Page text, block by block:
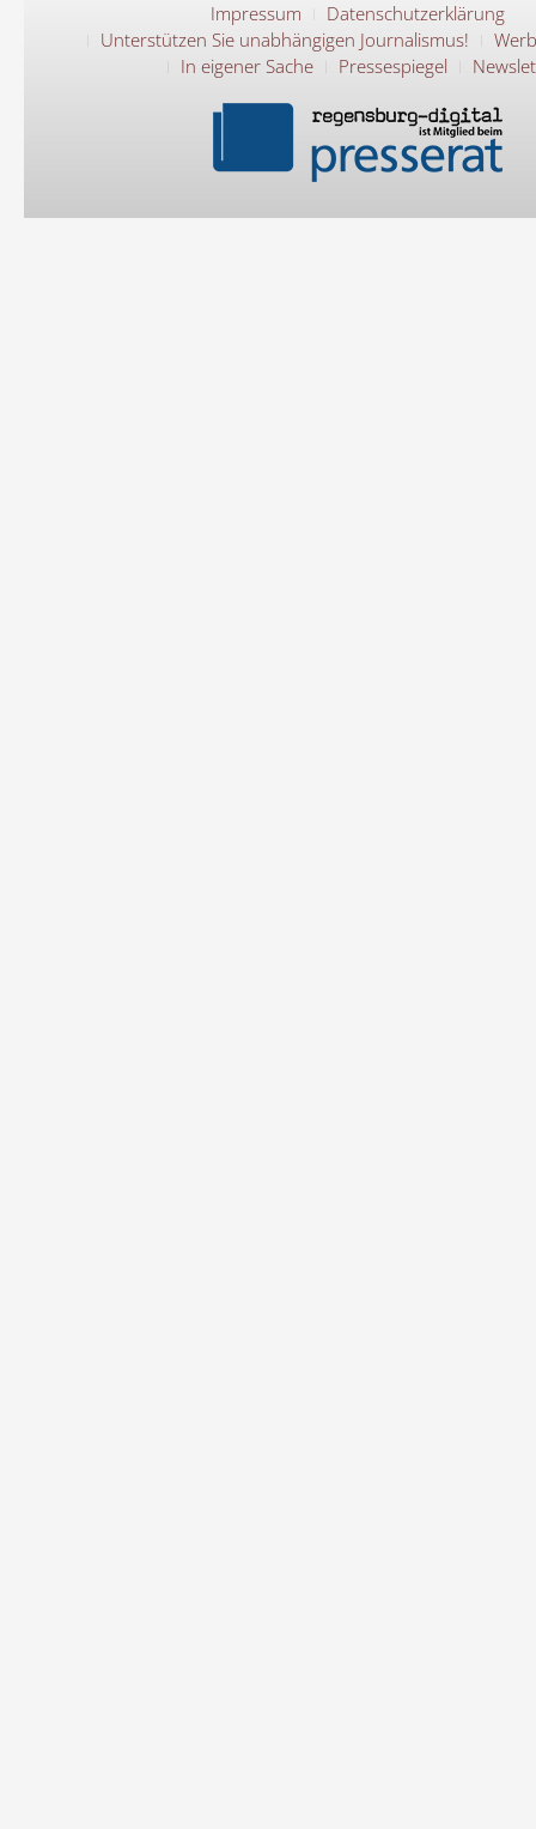
Impressum
Datenschutzerklärung
Unterstützen Sie unabhängigen Journalismus!
In eigener Sache
Pressespiegel